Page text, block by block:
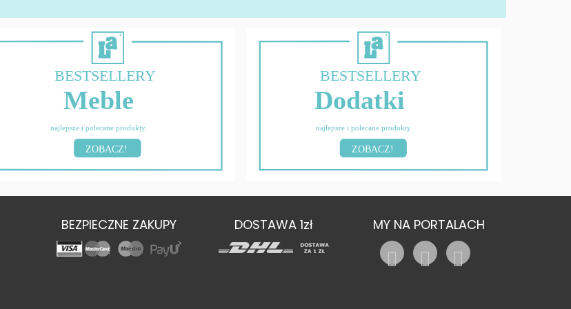
BESTSELLERY
Meble
najlepsze i polecane produkty
ZOBACZ!
BESTSELLERY
Dodatki
najlepsze i polecane produkty
ZOBACZ!
BEZPIECZNE ZAKUPY DOSTAWA 1zł MY NA PORTALACH